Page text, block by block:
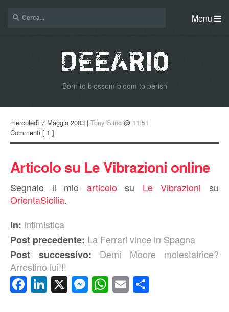
Menu
Born to blossom bloom to perish
mercoledì 7 Maggio 2003 | Tony Siino @ 11:51
Commenti [ 1 ]
Articolo su Le Vibrazioni online
Segnalo il mio articolosu Le Vibrazioni su
OrientaSicilia.
In: intimistica
Post precedente: La Ferrari vince in Spagna
Post successivo: Demi Moore molestatrice?
Arrestino lui!!!
Facebook
LinkedIn
X Messenger
WhatsApp
Email